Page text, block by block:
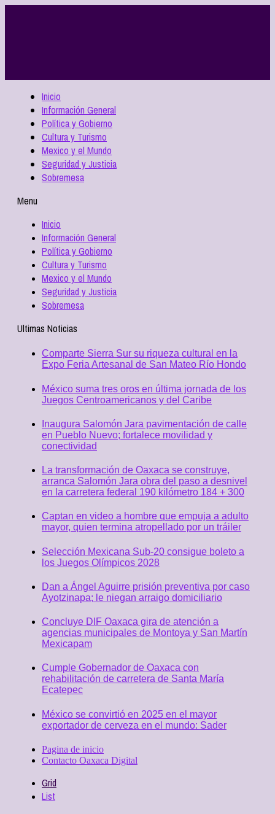
Inicio
Información General
Política y Gobierno
Cultura y Turismo
Mexico y el Mundo
Seguridad y Justicia
Sobremesa
Menu
Inicio
Información General
Política y Gobierno
Cultura y Turismo
Mexico y el Mundo
Seguridad y Justicia
Sobremesa
Ultimas Noticias
Comparte Sierra Sur su riqueza cultural en la
Expo Feria Artesanal de San Mateo Río Hondo
México suma tres oros en última jornada de los
Juegos Centroamericanos y del Caribe
Inaugura Salomón Jara pavimentación de calle
en Pueblo Nuevo; fortalece movilidad y
conectividad
La transformación de Oaxaca se construye,
arranca Salomón Jara obra del paso a desnivel
en la carretera federal 190 kilómetro 184 + 300
Captan en video a hombre que empuja a adulto
mayor, quien termina atropellado por un tráiler
Selección Mexicana Sub-20 consigue boleto a
los Juegos Olímpicos 2028
Dan a Ángel Aguirre prisión preventiva por caso
Ayotzinapa; le niegan arraigo domiciliario
Concluye DIF Oaxaca gira de atención a
agencias municipales de Montoya y San Martín
Mexicapam
Cumple Gobernador de Oaxaca con
rehabilitación de carretera de Santa María
Ecatepec
México se convirtió en 2025 en el mayor
exportador de cerveza en el mundo: Sader
Pagina de inicio
Contacto Oaxaca Digital
Grid
List